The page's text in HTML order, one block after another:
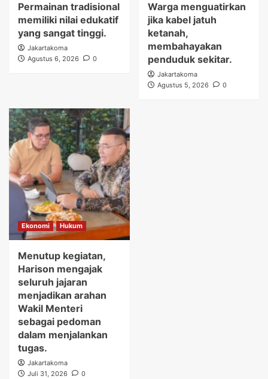
Permainan tradisional
memiliki nilai edukatif
yang sangat tinggi.
Jakartakoma
Agustus 6, 2026
0
Warga menguatirkan
jika kabel jatuh
ketanah,
membahayakan
penduduk sekitar.
Jakartakoma
Agustus 5, 2026
0
Ekonomi Hukum
Menutup kegiatan,
Harison mengajak
seluruh jajaran
menjadikan arahan
Wakil Menteri
sebagai pedoman
dalam menjalankan
tugas.
Jakartakoma
Juli 31, 2026
0